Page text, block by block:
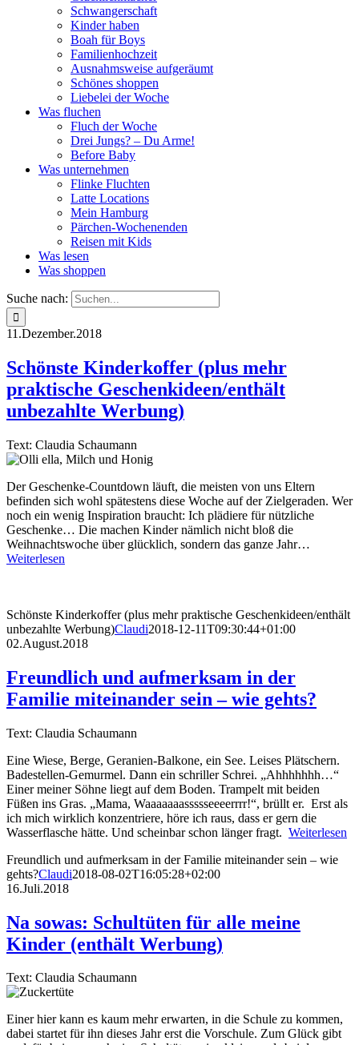
Schwangerschaft
Kinder haben
Boah für Boys
Familienhochzeit
Ausnahmsweise aufgeräumt
Schönes shoppen
Liebelei der Woche
Was fluchen
Fluch der Woche
Drei Jungs? – Du Arme!
Before Baby
Was unternehmen
Flinke Fluchten
Latte Locations
Mein Hamburg
Pärchen-Wochenenden
Reisen mit Kids
Was lesen
Was shoppen
Suche nach:
11.Dezember.2018
Schönste Kinderkoffer (plus mehr
praktische Geschenkideen/enthält
unbezahlte Werbung)
Text: Claudia Schaumann
Der Geschenke-Countdown läuft, die meisten von uns Eltern
befinden sich wohl spätestens diese Woche auf der Zielgeraden. Wer
noch ein wenig Inspiration braucht: Ich plädiere für nützliche
Geschenke… Die machen Kinder nämlich nicht bloß die
Weihnachtswoche über glücklich, sondern das ganze Jahr…
Weiterlesen
Schönste Kinderkoffer (plus mehr praktische Geschenkideen/enthält
unbezahlte Werbung)Claudi2018-12-11T09:30:44+01:00
02.August.2018
Freundlich und aufmerksam in der
Familie miteinander sein – wie gehts?
Text: Claudia Schaumann
Eine Wiese, Berge, Geranien-Balkone, ein See. Leises Plätschern.
Badestellen-Gemurmel. Dann ein schriller Schrei. „Ahhhhhhh…“
Einer meiner Söhne liegt auf dem Boden. Trampelt mit beiden
Füßen ins Gras. „Mama, Waaaaaaassssseeeerrrr!“, brüllt er. Erst als
ich mich wirklich konzentriere, höre ich raus, dass er gern die
Wasserflasche hätte. Und scheinbar schon länger fragt. Weiterlesen
Freundlich und aufmerksam in der Familie miteinander sein – wie
gehts?Claudi2018-08-02T16:05:28+02:00
16.Juli.2018
Na sowas: Schultüten für alle meine
Kinder (enthält Werbung)
Text: Claudia Schaumann
Einer hier kann es kaum mehr erwarten, in die Schule zu kommen,
dabei startet für ihn dieses Jahr erst die Vorschule. Zum Glück gibt